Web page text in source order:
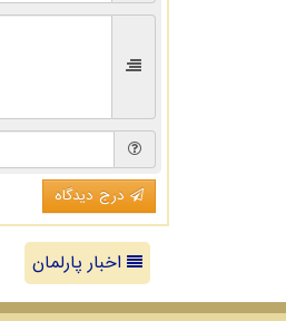
درج دیدگاه
اخبار پارلمان